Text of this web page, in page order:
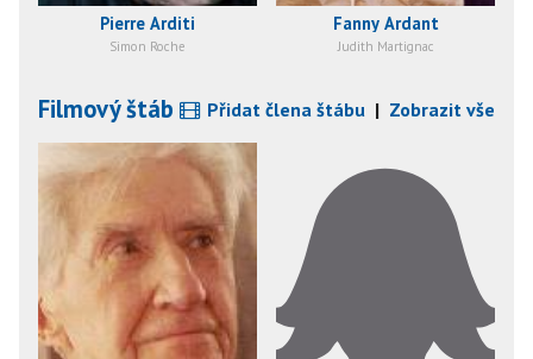
Pierre Arditi
Simon Roche
Fanny Ardant
Judith Martignac
Filmový štáb Přidat člena štábu | Zobrazit vše